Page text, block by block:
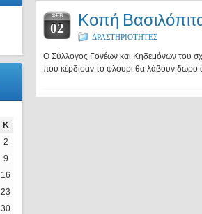
Κ
2
9
16
23
30
ΦΕΒ
02 Κοπή
ΔΡΑΣΤΗΡΙΟΤΗΤΕΣ
Ο Σύλλογος Γονέων και Κηδεμόνων του
που κέρδισαν το φλουρί θα λάβουν δώρο